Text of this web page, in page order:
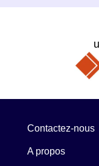
Contactez-nous
A propos